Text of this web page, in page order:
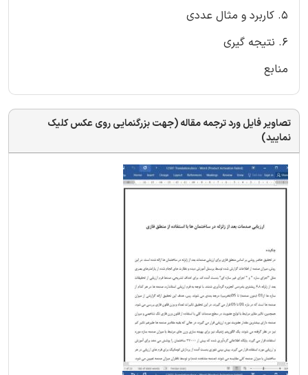
5. کاربرد و مثال عددی
6. نتیجه گیری
منابع
تصاویر فایل ورد ترجمه مقاله (جهت بزرگنمایی روی عکس کلیک
نمایید)